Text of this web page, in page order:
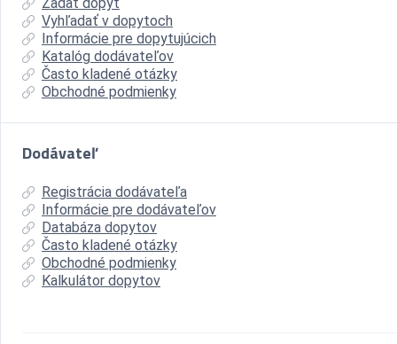
Vyhľadať v dopytoch
Informácie pre dopytujúcich
Katalóg dodávateľov
Často kladené otázky
Obchodné podmienky
Dodávateľ
Registrácia dodávateľa
Informácie pre dodávateľov
Databáza dopytov
Často kladené otázky
Obchodné podmienky
Kalkulátor dopytov